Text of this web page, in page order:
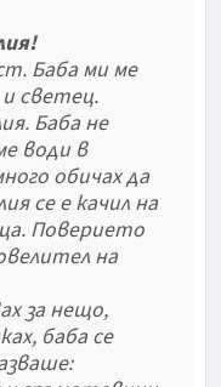
Баба ми ме
светец.
Баба не
води в
обичах да
се е качил на
Поверието
на
за нещо,
баба се